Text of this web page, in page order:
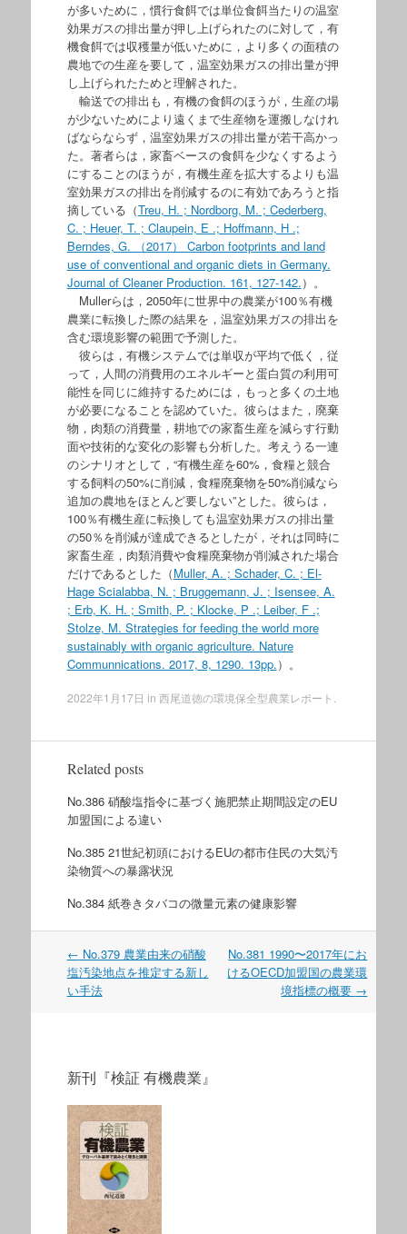
が多いために，慣行食餌では単位食餌当たりの温室
効果ガスの排出量が押し上げられたのに対して，有
機食餌では収穫量が低いために，より多くの面積の
農地での生産を要して，温室効果ガスの排出量が押
し上げられたためと理解された。
輸送での排出も，有機の食餌のほうが，生産の場
が少ないためにより遠くまで生産物を運搬しなけれ
ばならならず，温室効果ガスの排出量が若干高かっ
た。著者らは，家畜ベースの食餌を少なくするよう
にすることのほうが，有機生産を拡大するよりも温
室効果ガスの排出を削減するのに有効であろうと指
摘している（Treu, H. ; Nordborg, M. ; Cederberg,
C. ; Heuer, T. ; Claupein, E .; Hoffmann, H .;
Berndes, G. （2017） Carbon footprints and land
use of conventional and organic diets in Germany.
Journal of Cleaner Production. 161, 127-142.）。
Mullerらは，2050年に世界中の農業が100％有機
農業に転換した際の結果を，温室効果ガスの排出を
含む環境影響の範囲で予測した。
彼らは，有機システムでは単収が平均で低く，従
って，人間の消費用のエネルギーと蛋白質の利用可
能性を同じに維持するためには，もっと多くの土地
が必要になることを認めていた。彼らはまた，廃棄
物，肉類の消費量，耕地での家畜生産を減らす行動
面や技術的な変化の影響も分析した。考えうる一連
のシナリオとして，“有機生産を60%，食糧と競合
する飼料の50%に削減，食糧廃棄物を50%削減なら
追加の農地をほとんど要しない”とした。彼らは，
100％有機生産に転換しても温室効果ガスの排出量
の50％を削減が達成できるとしたが，それは同時に
家畜生産，肉類消費や食糧廃棄物が削減された場合
だけであるとした（Muller, A. ; Schader, C. ; El-
Hage Scialabba, N. ; Bruggemann, J. ; Isensee, A.
; Erb, K. H. ; Smith, P. ; Klocke, P .; Leiber, F .;
Stolze, M. Strategies for feeding the world more
sustainably with organic agriculture. Nature
Communnications. 2017, 8, 1290. 13pp.）。
2022年1月17日 in 西尾道徳の環境保全型農業レポート
Related posts
No.386 硝酸塩指令に基づく施肥禁止期間設定のEU
加盟国による違い
No.385 21世紀初頭におけるEUの都市住民の大気汚
染物質への暴露状況
No.384 紙巻きタバコの微量元素の健康影響
Post navigation
← No.379 農業由来の硝酸
塩汚染地点を推定する新し
い手法
No.381 1990〜2017年にお
けるOECD加盟国の農業環
境指標の概要 →
新刊『検証 有機農業』